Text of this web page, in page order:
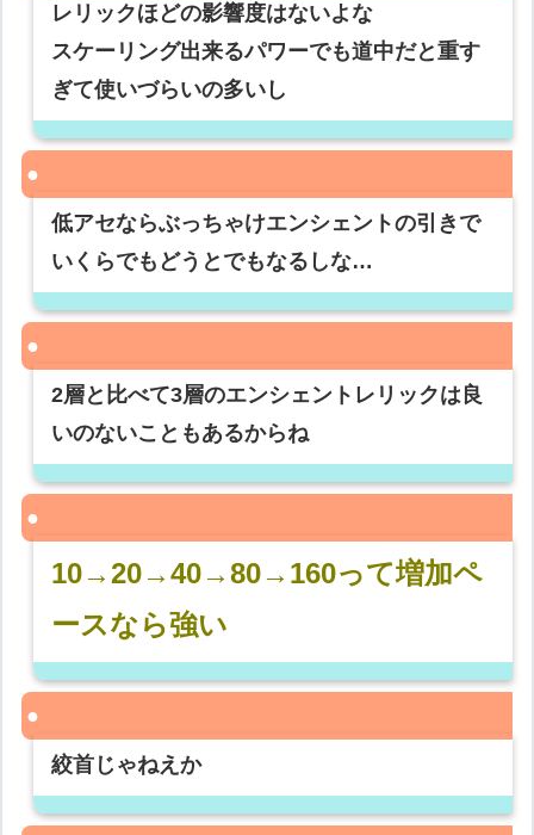
レリックほどの影響度はないよな
スケーリング出来るパワーでも道中だと重す
ぎて使いづらいの多いし
低アセならぶっちゃけエンシェントの引きで
いくらでもどうとでもなるしな…
2層と比べて3層のエンシェントレリックは良
いのないこともあるからね
10→20→40→80→160って増加ペ
ースなら強い
絞首じゃねえか